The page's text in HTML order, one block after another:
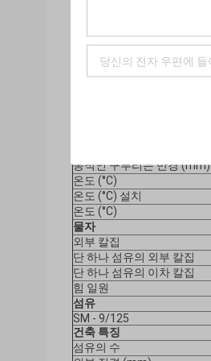
케이블
적용 가능한 기준
동적인 구부리는 반경 (mm)
온도 (°C)
온도 (°C) 설치
온도 (°C)
물자
외부 칼집
단 하나 섬유의 외부 칼집
단 하나 섬유의 이차 칼집
힘 일원
섬유
SM - 9/125
건축 특징
섬유의 수